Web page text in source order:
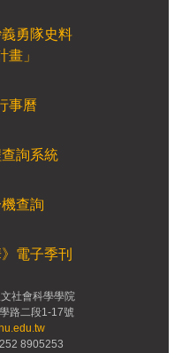
勇隊史料
畫」
事曆
詢系統
查詢
》電子季刊
社會科學學院
路二段1-17號
8905253